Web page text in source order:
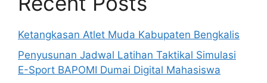
Ketangkasan Atlet Muda Kabupaten Bengkalis
Penyusunan Jadwal Latihan Taktikal Simulasi
E-Sport BAPOMI Dumai Digital Mahasiswa